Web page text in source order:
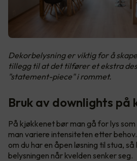
Dekorbelysning er viktig for å
tillegg til at det tilfører et ekstra
"statement-piece" i rommet.
Bruk av downlights på
På kjøkkenet bør man gå for lys
man variere intensiteten etter
om du har en åpen løsning til stua,
belysningen når kvelden senker seg.